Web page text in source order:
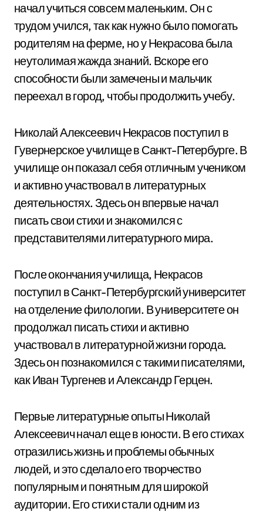
начал учиться совсем маленьким. Он с
трудом учился, так как нужно было помогать
родителям на ферме, но у Некрасова была
неутолимая жажда знаний. Вскоре его
способности были замечены и мальчик
переехал в город, чтобы продолжить учебу.
Николай Алексеевич Некрасов поступил в
Гувернерское училище в Санкт-Петербурге. В
училище он показал себя отличным учеником
и активно участвовал в литературных
деятельностях. Здесь он впервые начал
писать свои стихи и знакомился с
представителями литературного мира.
После окончания училища, Некрасов
поступил в Санкт-Петербургский университет
на отделение филологии. В университете он
продолжал писать стихи и активно
участвовал в литературной жизни города.
Здесь он познакомился с такими писателями,
как Иван Тургенев и Александр Герцен.
Первые литературные опыты Николай
Алексеевич начал еще в юности. В его стихах
отразились жизнь и проблемы обычных
людей, и это сделало его творчество
популярным и понятным для широкой
аудитории. Его стихи стали одним из